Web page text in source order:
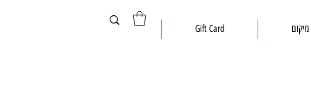
מיקום Gift Card